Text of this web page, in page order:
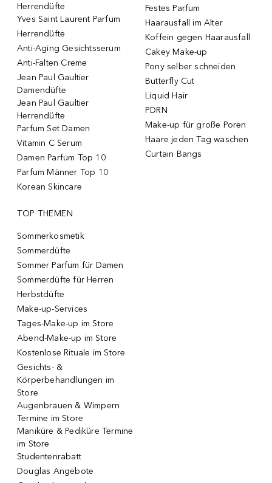
Herrendüfte
Yves Saint Laurent Parfum
Herrendüfte
Anti-Aging Gesichtsserum
Anti-Falten Creme
Jean Paul Gaultier
Damendüfte
Jean Paul Gaultier
Herrendüfte
Parfum Set Damen
Vitamin C Serum
Damen Parfum Top 10
Parfum Männer Top 10
Korean Skincare
Festes Parfum
Haarausfall im Alter
Koffein gegen Haarausfall
Cakey Make-up
Pony selber schneiden
Butterfly Cut
Liquid Hair
PDRN
Make-up für große Poren
Haare jeden Tag waschen
Curtain Bangs
TOP THEMEN
Sommerkosmetik
Sommerdüfte
Sommer Parfum für Damen
Sommerdüfte für Herren
Herbstdüfte
Make-up-Services
Tages-Make-up im Store
Abend-Make-up im Store
Kostenlose Rituale im Store
Gesichts- &
Körperbehandlungen im
Store
Augenbrauen & Wimpern
Termine im Store
Maniküre & Pediküre Termine
im Store
Studentenrabatt
Douglas Angebote